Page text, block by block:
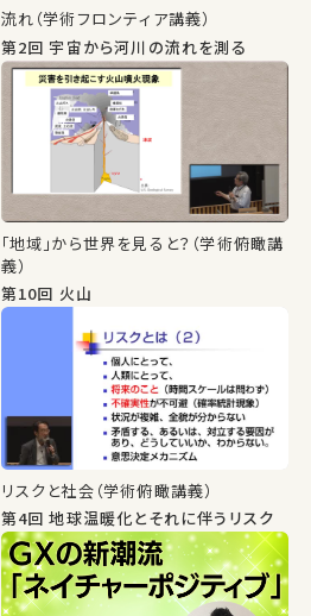
流れ（学術フロンティア講義）
第2回 宇宙から河川の流れを測る
「地域」から世界を見ると？（学術俯瞰講
義）
第10回 火山
リスクと社会（学術俯瞰講義）
第4回 地球温暖化とそれに伴うリスク